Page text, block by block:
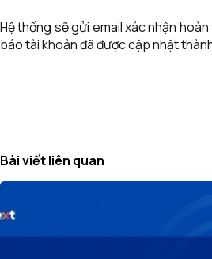
Hệ thống sẽ gửi email xác nhận
báo tài khoản đã được cập nhật
Bài viết liên quan